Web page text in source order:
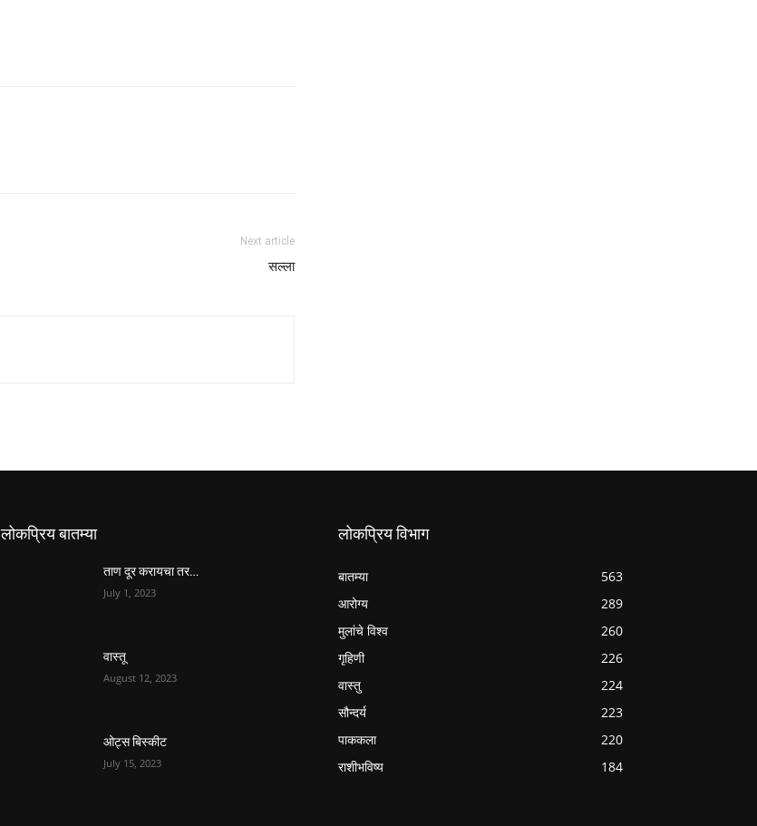
Next article
सल्ला
लोकप्रिय बातम्या
ताण दूर करायचा तर…
July 1, 2023
वास्तू
August 12, 2023
ओट्स बिस्कीट
July 15, 2023
लोकप्रिय विभाग
बातम्या
563
आरोग्य
289
मुलांचे विश्व
260
गृहिणी
226
वास्तु
224
सौन्दर्य
223
पाककला
220
राशीभविष्य
184